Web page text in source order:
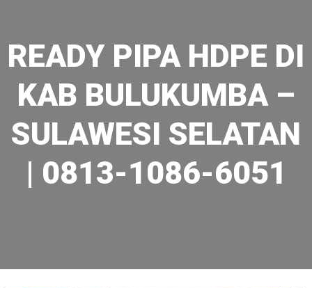
READY PIPA HDPE DI
KAB BULUKUMBA –
SULAWESI SELATAN
| 0813-1086-6051